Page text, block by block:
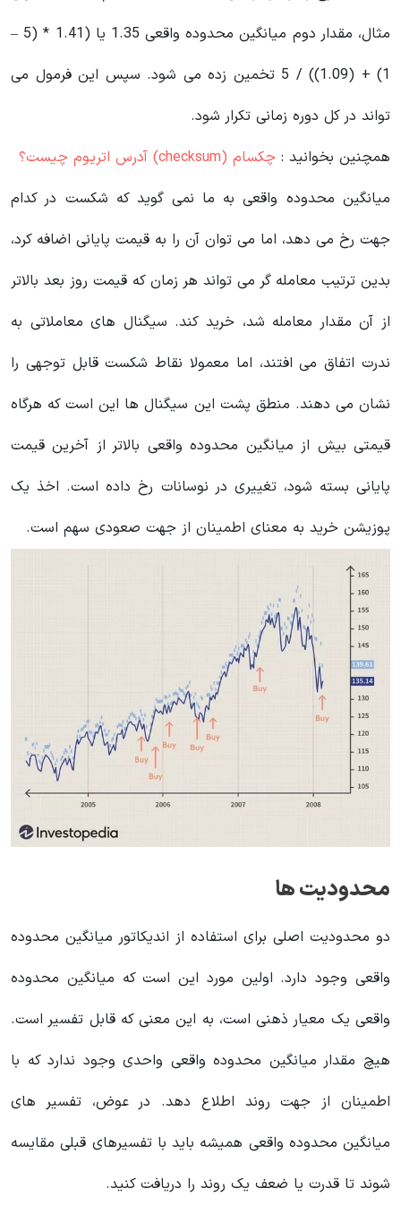
مثال، مقدار دوم میانگین محدوده واقعی 1.35 یا (1.41 * (5 –
1) + (1.09)) / 5 تخمین زده می شود. سپس این فرمول می
تواند در کل دوره زمانی تکرار شود.
همچنین بخوانید : چکسام (checksum) آدرس اتریوم چیست؟
میانگین محدوده واقعی به ما نمی گوید که شکست در کدام
جهت رخ می دهد، اما می توان آن را به قیمت پایانی اضافه کرد،
بدین ترتیب معامله گر می تواند هر زمان که قیمت روز بعد بالاتر
از آن مقدار معامله شد، خرید کند. سیگنال های معاملاتی به
ندرت اتفاق می افتند، اما معمولا نقاط شکست قابل توجهی را
نشان می دهند. منطق پشت این سیگنال ها این است که هرگاه
قیمتی بیش از میانگین محدوده واقعی بالاتر از آخرین قیمت
پایانی بسته شود، تغییری در نوسانات رخ داده است. اخذ یک
پوزیشن خرید به معنای اطمینان از جهت صعودی سهم است.
محدودیت ها
دو محدودیت اصلی برای استفاده از اندیکاتور میانگین محدوده
واقعی وجود دارد. اولین مورد این است که میانگین محدوده
واقعی یک معیار ذهنی است، به این معنی که قابل تفسیر است.
هیچ مقدار میانگین محدوده واقعی واحدی وجود ندارد که با
اطمینان از جهت روند اطلاع دهد. در عوض، تفسیر های
میانگین محدوده واقعی همیشه باید با تفسیرهای قبلی مقایسه
شوند تا قدرت یا ضعف یک روند را دریافت کنید.